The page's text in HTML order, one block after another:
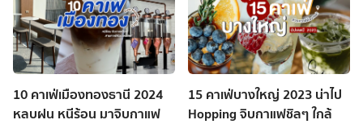
10 คาเฟ่เมืองทองธานี 2024
หลบฝน หนีร้อน มาจิบกาแฟ
15 คาเฟ่บางใหญ่ 2023 น่าไป
Hopping จิบกาแฟชิลๆ ใกล้